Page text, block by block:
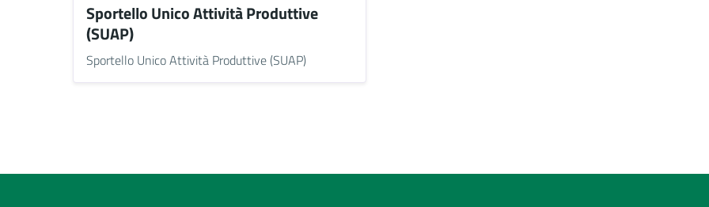
Sportello Unico Attività Produttive
(SUAP)
Sportello Unico Attività Produttive (SUAP)